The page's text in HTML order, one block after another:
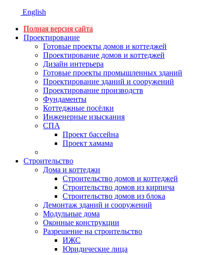
English
Полная версия сайта
Проектирование
Готовые проекты домов и коттеджей
Проектирование домов и коттеджей
Дизайн интерьера
Готовые проекты промышленных зданий
Проектирование зданий и сооружений
Проектирование производств
Фундаменты
Коттеджные посёлки
Инженерные изыскания
СПА
Проект бассейна
Проект хамама
Строительство
Дома и коттеджи
Строительство домов и коттеджей
Строительство домов из кирпича
Строительство домов из блока
Демонтаж зданий и сооружений
Модульные дома
Оконные конструкции
Разрешение на строительство
ИЖС
Юридические лица